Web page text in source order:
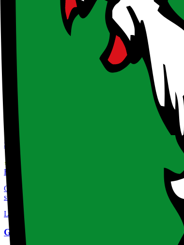
Das Programm unterstützt innovative Startups bei der
rechtlichen und technologischen Voraussetzungen für
Leistungen
Beratung und Know-how, Finanzielle
Ideen!Reich
SFG - Steirische Wirtschaftsförderungsgesellschaft
Bis zu
Das Programm unterstützt kleine und mittlere
Zuschüsse für interne Personalkosten, Sachkosten und
Leistungen
Finanzielle Unterstützung, Zuschuss,
Start!Klar
SFG - Steirische Wirtschaftsförderungsgesellschaft
Bis zu
Gefördert werden Gründungsprojekte durch Zuschüsse
sind. Voraussetzung ist, dass die Produkte,
Leistungen
Beratung und Know-how, Finanzielle
Green!Invest